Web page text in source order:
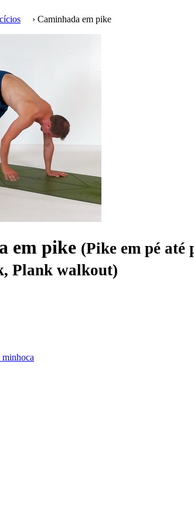
› Caminhada em pike
em pike (Pike em pé
Plank walkout)
minhoca